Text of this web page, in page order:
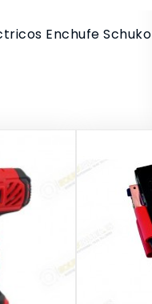
Enchufe Schuko